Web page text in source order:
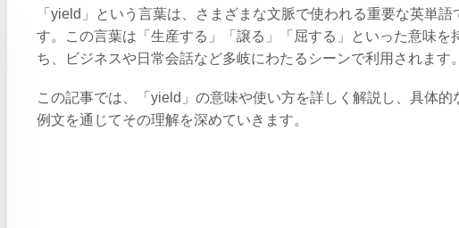
「yield」という言葉は、さまざまな文脈で使われる重要な英単語
す。この言葉は「生産する」「譲る」「屈する」といった意味を
ち、ビジネスや日常会話など多岐にわたるシーンで利用されます。
この記事では、「yield」の意味や使い方を詳しく解説し、具体的
例文を通じてその理解を深めていきます。